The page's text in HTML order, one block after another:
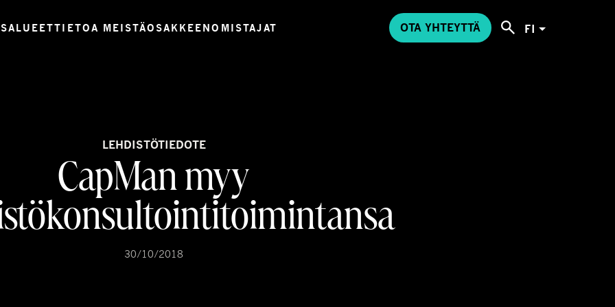
TIETOA MEISTÄOSAKKEENOMISTAJAT OTA YHTEYTTÄ FI
LEHDISTÖTIEDOTE
CapMan myy
30/10/2018